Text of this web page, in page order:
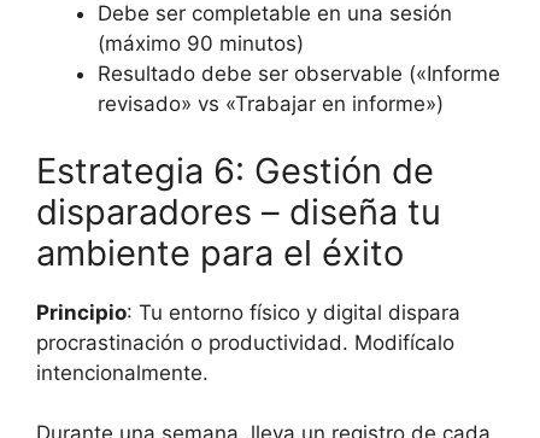
Debe ser completable en una sesión
(máximo 90 minutos)
Resultado debe ser observable («Informe
revisado» vs «Trabajar en informe»)
Estrategia 6: Gestión de
disparadores – diseña tu
ambiente para el éxito
Principio: Tu entorno físico y digital dispara
procrastinación o productividad. Modifícalo
intencionalmente.